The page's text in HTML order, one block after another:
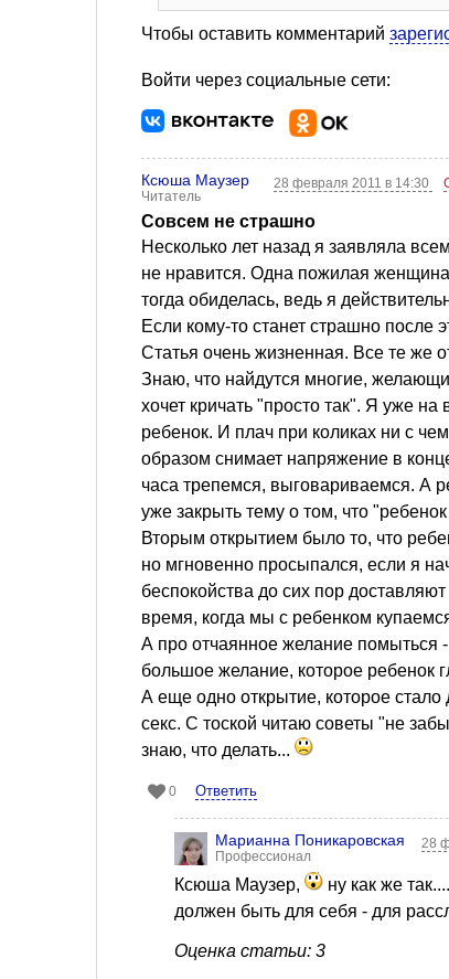
Чтобы оставить комментарий
Войти через социальные сети:
Ксюша Маузер
Читатель
28 февраля 2011 в 14:30
Совсем не страшно
Несколько лет назад я заявляла
не нравится. Одна пожилая
тогда обиделась, ведь я
Если кому-то станет страшно после
Статья очень жизненная. Все те же
Знаю, что найдутся многие,
хочет кричать "просто так". Я уже
ребенок. И плач при коликах ни с
образом снимает напряжение в
часа трепемся, выговариваемся. А
уже закрыть тему о том, что
Вторым открытием было то, что
но мгновенно просыпался, если я
беспокойства до сих пор
время, когда мы с ребенком
А про отчаянное желание помыться
большое желание, которое ребенок
А еще одно открытие, которое
секс. С тоской читаю советы "не
знаю, что делать...
0 Ответить
Марианна Поникаровская
Профессионал
28
Ксюша Маузер,
ну как же
должен быть для себя - для
Оценка статьи: 3